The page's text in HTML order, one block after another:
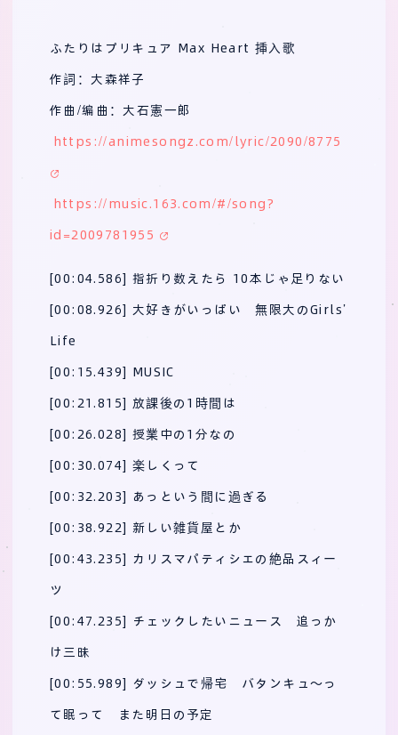
ふたりはプリキュア Max Heart 挿入歌
作詞：大森祥子
作曲/编曲：大石憲一郎
https://animesongz.com/lyric/2090/8775
https://music.163.com/#/song?
id=2009781955
[00:04.586] 指折り数えたら 10本じゃ足りない
[00:08.926] 大好きがいっぱい 無限大のGirls’
Life
[00:15.439] MUSIC
[00:21.815] 放課後の1時間は
[00:26.028] 授業中の1分なの
[00:30.074] 楽しくって
[00:32.203] あっという間に過ぎる
[00:38.922] 新しい雑貨屋とか
[00:43.235] カリスマパティシエの絶品スィー
ツ
[00:47.235] チェックしたいニュース 追っか
け三昧
[00:55.989] ダッシュで帰宅 バタンキュ～っ
て眠って また明日の予定